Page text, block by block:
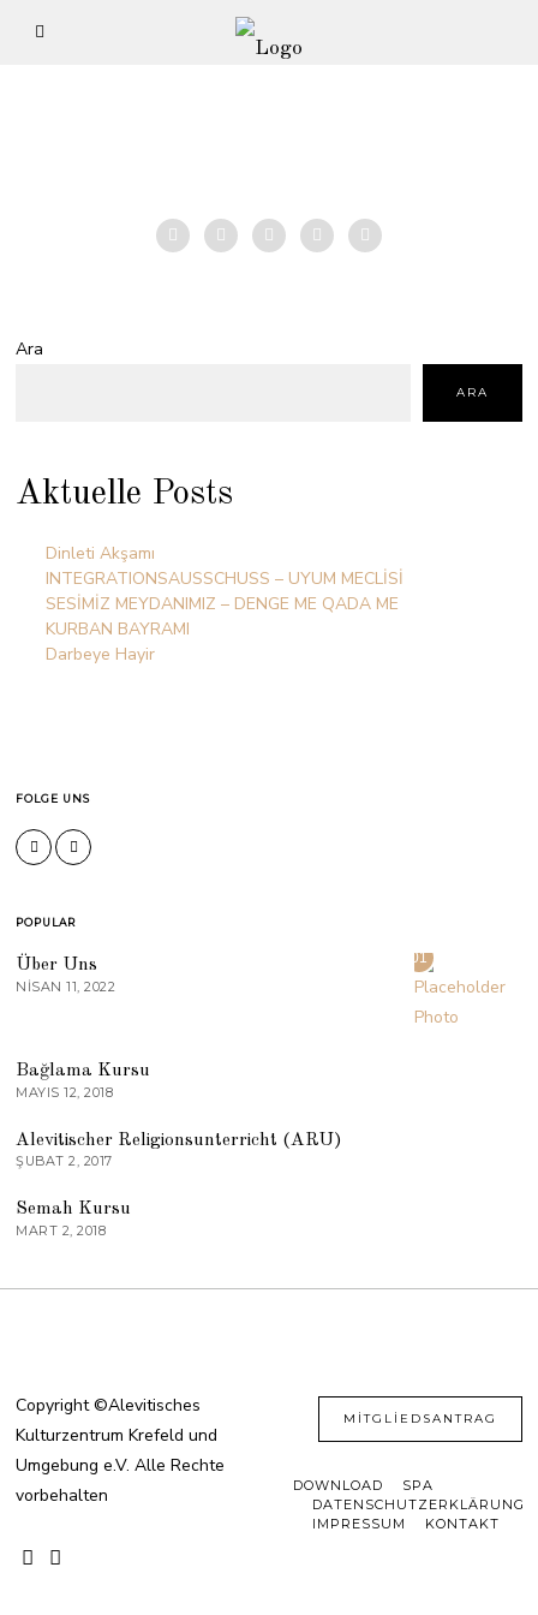
Ara
ARA
Aktuelle Posts
Dinleti Akşamı
INTEGRATIONSAUSSCHUSS – UYUM MECLİSİ
SESİMİZ MEYDANIMIZ – DENGE ME QADA ME
KURBAN BAYRAMI
Darbeye Hayir
FOLGE UNS
POPULAR
01
Über Uns
NISAN 11, 2022
Bağlama Kursu
MAYIS 12, 2018
Alevitischer Religionsunterricht (ARU)
ŞUBAT 2, 2017
Semah Kursu
MART 2, 2018
Copyright ©Alevitisches
Kulturzentrum Krefeld und
Umgebung e.V. Alle Rechte
vorbehalten
MITGLIEDSANTRAG
DOWNLOAD
SPA
DATENSCHUTZERKLÄRUNG
IMPRESSUM
KONTAKT